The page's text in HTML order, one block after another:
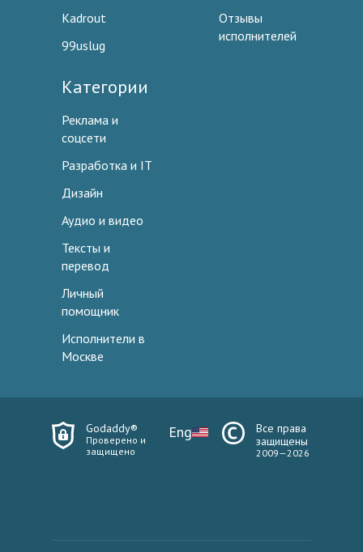
Kadrout
99uslug
Отзывы
исполнителей
Категории
Реклама и
соцсети
Разработка и IT
Дизайн
Аудио и видео
Тексты и
перевод
Личный
помощник
Исполнители в
Москве
Godaddy®
Проверено и
защищено
Eng
Все права
защищены
2009—2026